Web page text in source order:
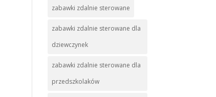
zabawki zdalnie sterowane
zabawki zdalnie sterowane dla
dziewczynek
zabawki zdalnie sterowane dla
przedszkolaków